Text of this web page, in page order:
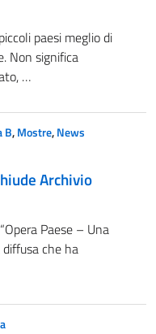
paesi meglio di
Non significa
…
B,Mostre,News
Archivio
Paese – Una
che ha